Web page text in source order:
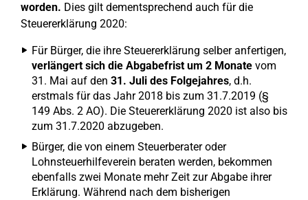
worden. Dies gilt dementsprechend auch für die
Steuererklärung 2020:
Für Bürger, die ihre Steuererklärung selber anfertigen,
verlängert sich die Abgabefrist um 2 Monate vom
31. Mai auf den 31. Juli des Folgejahres, d.h.
erstmals für das Jahr 2018 bis zum 31.7.2019 (§
149 Abs. 2 AO). Die Steuererklärung 2020 ist also bis
zum 31.7.2020 abzugeben.
Bürger, die von einem Steuerberater oder
Lohnsteuerhilfeverein beraten werden, bekommen
ebenfalls zwei Monate mehr Zeit zur Abgabe ihrer
Erklärung. Während nach dem bisherigen